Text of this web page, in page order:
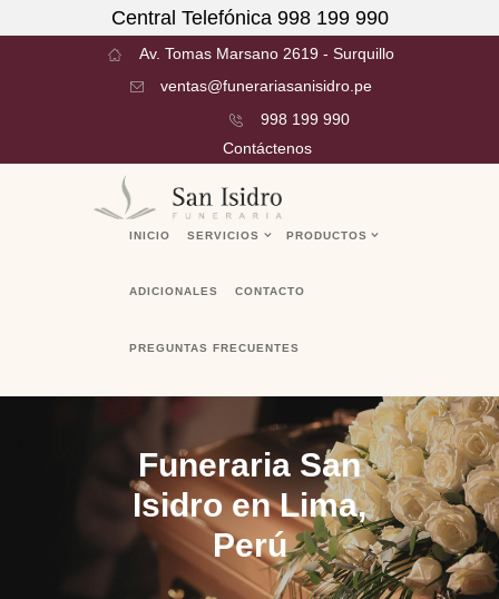
Central Telefónica 998 199 990
Av. Tomas Marsano 2619 - Surquillo
ventas@funerariasanisidro.pe
998 199 990
Contáctenos
INICIO SERVICIOS PRODUCTOS
ADICIONALES CONTACTO
PREGUNTAS FRECUENTES
Funeraria San
Isidro en Lima,
Perú